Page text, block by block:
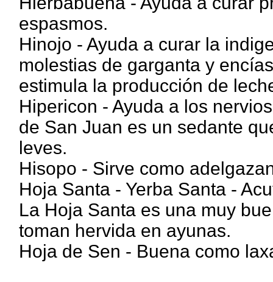
espasmos.
Hinojo - Ayuda a curar la
molestias de garganta y
estimula la producción de
Hipericon - Ayuda a los
de San Juan es un sedante
leves.
Hisopo - Sirve como
Hoja Santa - Yerba Santa -
La Hoja Santa es una muy
toman hervida en ayunas.
Hoja de Sen - Buena como